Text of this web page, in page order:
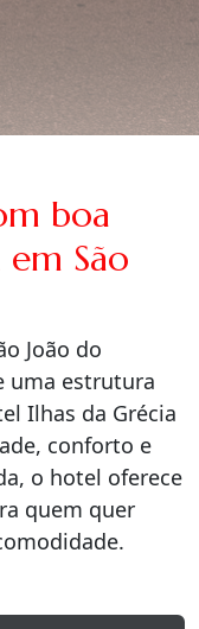
boa
São
João do
uma estrutura
Ilhas da Grécia
conforto e
o hotel oferece
quem quer